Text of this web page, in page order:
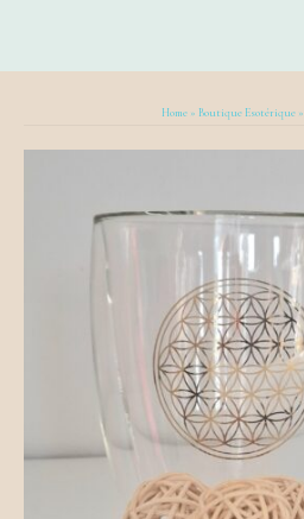
Home » Boutique Esotérique »